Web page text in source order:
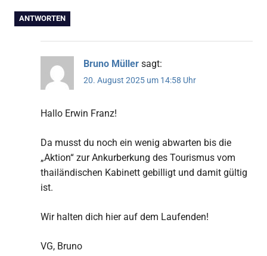
ANTWORTEN
Bruno Müller sagt:
20. August 2025 um 14:58 Uhr
Hallo Erwin Franz!
Da musst du noch ein wenig abwarten bis die
„Aktion“ zur Ankurberkung des Tourismus vom
thailändischen Kabinett gebilligt und damit gültig
ist.
Wir halten dich hier auf dem Laufenden!
VG, Bruno